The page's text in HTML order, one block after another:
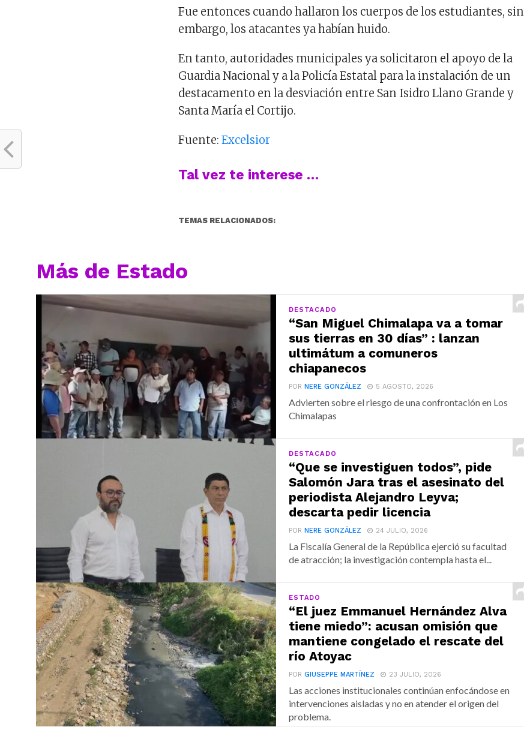
Fue entonces cuando hallaron los cuerpos de los estudiantes, sin
embargo, los atacantes ya habían huido.
En tanto, autoridades municipales ya solicitaron el apoyo de la
Guardia Nacional y a la Policía Estatal para la instalación de un
destacamento en la desviación entre San Isidro Llano Grande y
Santa María el Cortijo.
Fuente:Excelsior
Tal vez te interese …
TEMAS RELACIONADOS:
Más de Estado
DESTACADO
“San Miguel Chimalapa va a tomar
sus tierras en 30 días” : lanzan
ultimátum a comuneros
chiapanecos
PORNERE GONZÁLEZ 5 AGOSTO, 2026
Advierten sobre el riesgo de una confrontación en Los
Chimalapas
DESTACADO
“Que se investiguen todos”, pide
Salomón Jara tras el asesinato del
periodista Alejandro Leyva;
descarta pedir licencia
PORNERE GONZÁLEZ 24 JULIO, 2026
La Fiscalía General de la República ejerció su facultad
de atracción; la investigación contempla hasta el...
ESTADO
“El juez Emmanuel Hernández Alva
tiene miedo”: acusan omisión que
mantiene congelado el rescate del
río Atoyac
PORGIUSEPPE MARTÍNEZ 23 JULIO, 2026
Las acciones institucionales continúan enfocándose en
intervenciones aisladas y no en atender el origen del
problema.